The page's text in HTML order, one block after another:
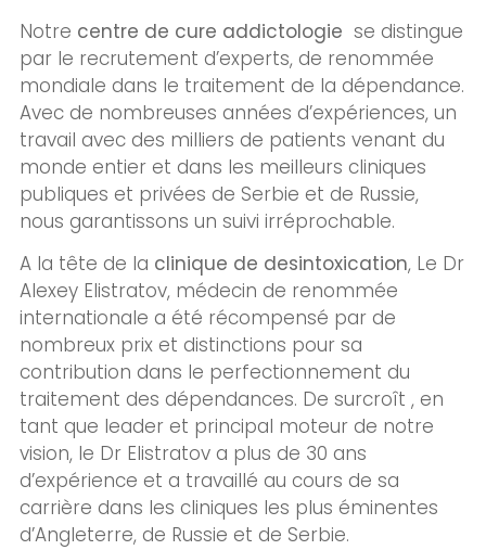
Notre centre de cure addictologie se distingue
par le recrutement d’experts, de renommée
mondiale dans le traitement de la dépendance.
Avec de nombreuses années d’expériences, un
travail avec des milliers de patients venant du
monde entier et dans les meilleurs cliniques
publiques et privées de Serbie et de Russie,
nous garantissons un suivi irréprochable.
A la tête de la clinique de desintoxication, Le Dr
Alexey Elistratov, médecin de renommée
internationale a été récompensé par de
nombreux prix et distinctions pour sa
contribution dans le perfectionnement du
traitement des dépendances. De surcroît , en
tant que leader et principal moteur de notre
vision, le Dr Elistratov a plus de 30 ans
d’expérience et a travaillé au cours de sa
carrière dans les cliniques les plus éminentes
d’Angleterre, de Russie et de Serbie.